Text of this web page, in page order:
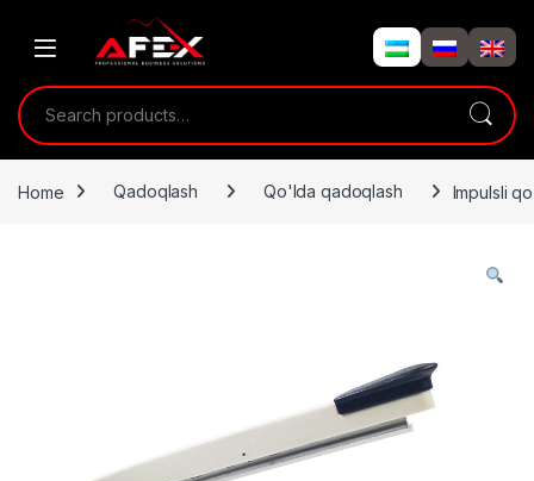
Search for:
Home Qadoqlash Qo'lda qadoqlash Impulsli